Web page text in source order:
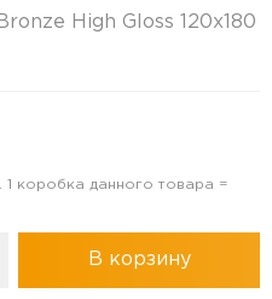
High Gloss 120х180
1 коробка данного товара =
В корзину